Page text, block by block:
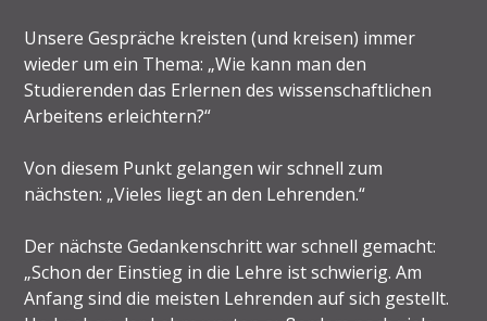
Unsere Gespräche kreisten (und kreisen) immer
wieder um ein Thema: „Wie kann man den
Studierenden das Erlernen des wissenschaftlichen
Arbeitens erleichtern?“
Von diesem Punkt gelangen wir schnell zum
nächsten: „Vieles liegt an den Lehrenden.“
Der nächste Gedankenschritt war schnell gemacht:
„Schon der Einstieg in die Lehre ist schwierig. Am
Anfang sind die meisten Lehrenden auf sich gestellt.